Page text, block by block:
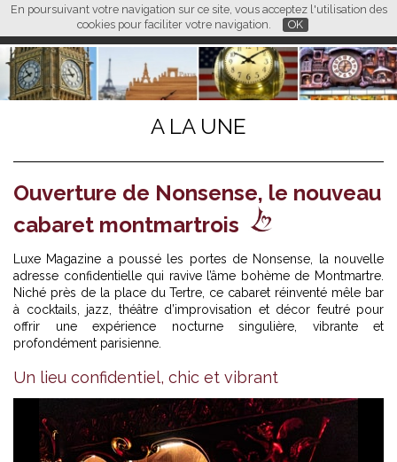
En poursuivant votre navigation sur ce site, vous acceptez l'utilisation des
cookies pour faciliter votre navigation.
OK
FR EN CN
L M
A LA UNE
Ouverture de Nonsense, le nouveau
cabaret montmartrois
Luxe Magazine a poussé les portes de Nonsense, la nouvelle
adresse confidentielle qui ravive l’âme bohème de Montmartre.
Niché près de la place du Tertre, ce cabaret réinventé mêle bar
à cocktails, jazz, théâtre d’improvisation et décor feutré pour
offrir une expérience nocturne singulière, vibrante et
profondément parisienne.
Un lieu confidentiel, chic et vibrant